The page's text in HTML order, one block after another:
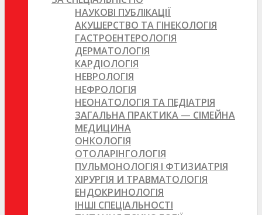
НАУКОВІ ПУБЛІКАЦІЇ
АКУШЕРСТВО ТА ГІНЕКОЛОГІЯ
ГАСТРОЕНТЕРОЛОГІЯ
ДЕРМАТОЛОГІЯ
КАРДІОЛОГІЯ
НЕВРОЛОГІЯ
НЕФРОЛОГІЯ
НЕОНАТОЛОГІЯ ТА ПЕДІАТРІЯ
ЗАГАЛЬНА ПРАКТИКА — СІМЕЙНА
МЕДИЦИНА
ОНКОЛОГІЯ
ОТОЛАРІНГОЛОГІЯ
ПУЛЬМОНОЛОГІЯ І ФТИЗИАТРІЯ
ХІРУРГІЯ И ТРАВМАТОЛОГІЯ
ЕНДОКРИНОЛОГІЯ
ІНШІ СПЕЦІАЛЬНОСТІ